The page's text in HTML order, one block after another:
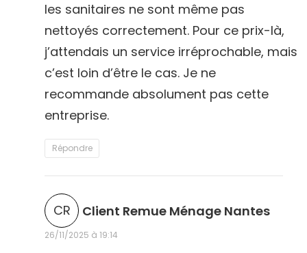
les sanitaires ne sont même pas
nettoyés correctement. Pour ce prix-là,
j’attendais un service irréprochable, mais
c’est loin d’être le cas. Je ne
recommande absolument pas cette
entreprise.
Répondre
CR Client Remue Ménage Nantes
26/11/2025 à 19:14